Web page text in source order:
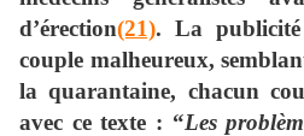
d’érection(21). La
couple malheureux,
la quarantaine, chacun
avec ce texte : “Les